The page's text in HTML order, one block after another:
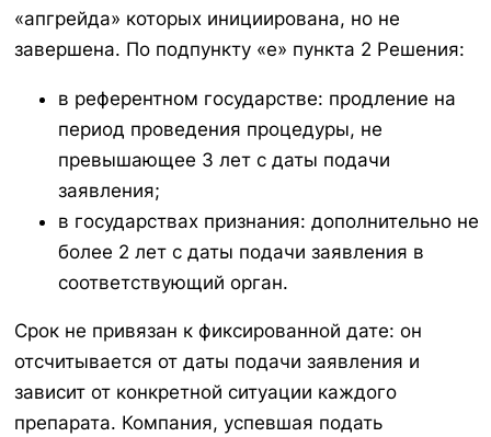
«апгрейда» которых инициирована, но не
завершена. По подпункту «е» пункта 2 Решения:
в референтном государстве: продление на
период проведения процедуры, не
превышающее 3 лет с даты подачи
заявления;
в государствах признания: дополнительно не
более 2 лет с даты подачи заявления в
соответствующий орган.
Срок не привязан к фиксированной дате: он
отсчитывается от даты подачи заявления и
зависит от конкретной ситуации каждого
препарата. Компания, успевшая подать